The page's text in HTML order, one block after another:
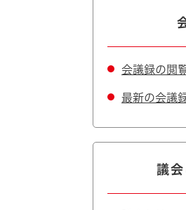
会議録の閲
最新の会議
議会